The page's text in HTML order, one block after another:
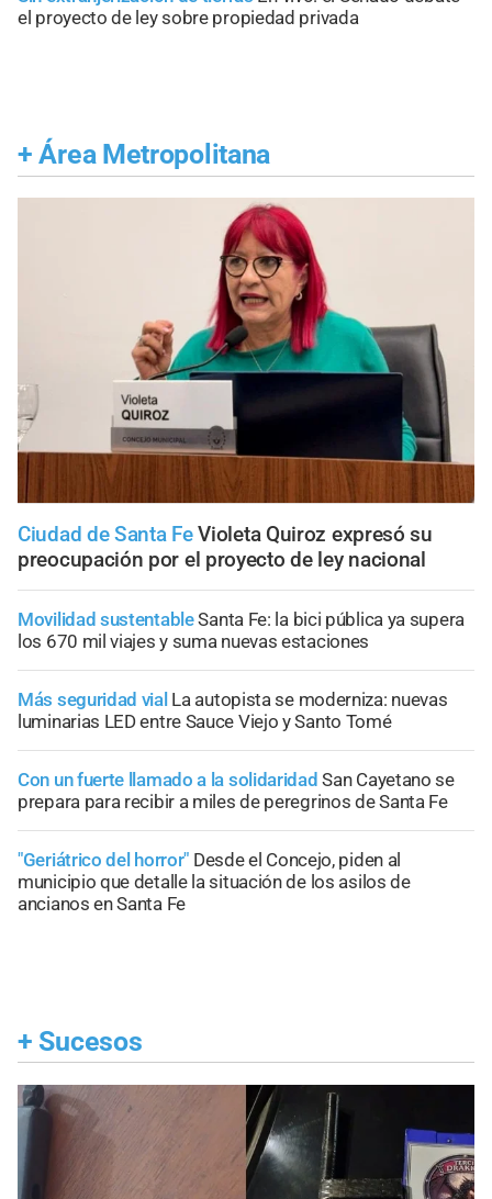
el proyecto de ley sobre propiedad privada
+ Área Metropolitana
Ciudad de Santa Fe Violeta Quiroz expresó su
preocupación por el proyecto de ley nacional
Movilidad sustentableSanta Fe: la bici pública ya supera
los 670 mil viajes y suma nuevas estaciones
Más seguridad vial La autopista se moderniza: nuevas
luminarias LED entre Sauce Viejo y Santo Tomé
Con un fuerte llamado a la solidaridad San Cayetano se
prepara para recibir a miles de peregrinos de Santa Fe
"Geriátrico del horror" Desde el Concejo, piden al
municipio que detalle la situación de los asilos de
ancianos en Santa Fe
+ Sucesos